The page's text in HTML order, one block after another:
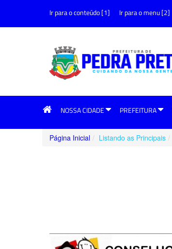
Ir para o conteúdo [1] Ir para o menu [2]
NOSSA CIDADE PREFEITURA
Página Inicial Listando as Principais